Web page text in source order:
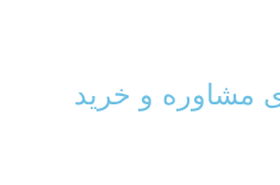
مشاوره و خرید